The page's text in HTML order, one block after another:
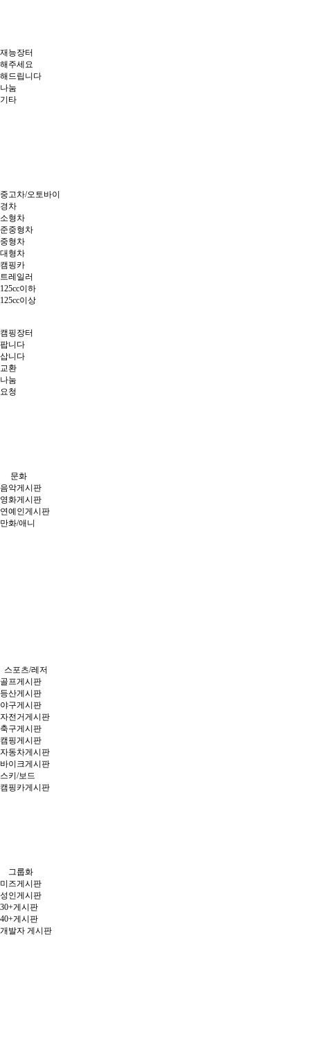
재능장터
해주세요
해드립니다
나눔
기타
중고차/오토바이
경차
소형차
준중형차
중형차
대형차
캠핑카
트레일러
125cc이하
125cc이상
캠핑장터
팝니다
삽니다
교환
나눔
요청
문화
음악게시판
영화게시판
연예인게시판
만화/애니
스포츠/레저
골프게시판
등산게시판
야구게시판
자전거게시판
축구게시판
캠핑게시판
자동차게시판
바이크게시판
스키/보드
캠핑카게시판
그룹화
미즈게시판
성인게시판
30+게시판
40+게시판
개발자 게시판